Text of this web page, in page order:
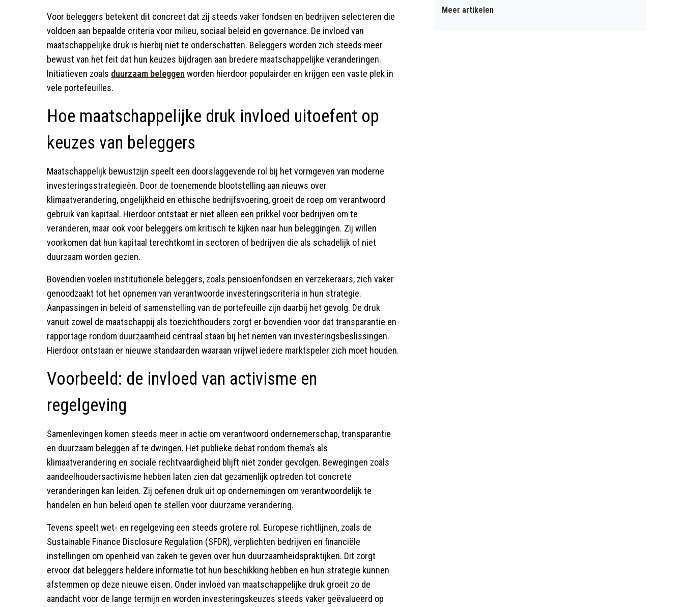
Voor beleggers betekent dit concreet dat zij steeds vaker fondsen en bedrijven selecteren die
voldoen aan bepaalde criteria voor milieu, sociaal beleid en governance. De invloed van
maatschappelijke druk is hierbij niet te onderschatten. Beleggers worden zich steeds meer
bewust van het feit dat hun keuzes bijdragen aan bredere maatschappelijke veranderingen.
Initiatieven zoals duurzaam beleggen worden hierdoor populairder en krijgen een vaste plek in
vele portefeuilles.
Hoe maatschappelijke druk invloed uitoefent op
keuzes van beleggers
Maatschappelijk bewustzijn speelt een doorslaggevende rol bij het vormgeven van moderne
investeringsstrategieën. Door de toenemende blootstelling aan nieuws over
klimaatverandering, ongelijkheid en ethische bedrijfsvoering, groeit de roep om verantwoord
gebruik van kapitaal. Hierdoor ontstaat er niet alleen een prikkel voor bedrijven om te
veranderen, maar ook voor beleggers om kritisch te kijken naar hun beleggingen. Zij willen
voorkomen dat hun kapitaal terechtkomt in sectoren of bedrijven die als schadelijk of niet
duurzaam worden gezien.
Bovendien voelen institutionele beleggers, zoals pensioenfondsen en verzekeraars, zich vaker
genoodzaakt tot het opnemen van verantwoorde investeringscriteria in hun strategie.
Aanpassingen in beleid of samenstelling van de portefeuille zijn daarbij het gevolg. De druk
vanuit zowel de maatschappij als toezichthouders zorgt er bovendien voor dat transparantie en
rapportage rondom duurzaamheid centraal staan bij het nemen van investeringsbeslissingen.
Hierdoor ontstaan er nieuwe standaarden waaraan vrijwel iedere marktspeler zich moet houden.
Voorbeeld: de invloed van activisme en
regelgeving
Samenlevingen komen steeds meer in actie om verantwoord ondernemerschap, transparantie
en duurzaam beleggen af te dwingen. Het publieke debat rondom thema’s als
klimaatverandering en sociale rechtvaardigheid blijft niet zonder gevolgen. Bewegingen zoals
aandeelhoudersactivisme hebben laten zien dat gezamenlijk optreden tot concrete
veranderingen kan leiden. Zij oefenen druk uit op ondernemingen om verantwoordelijk te
handelen en hun beleid open te stellen voor duurzame verandering.
Tevens speelt wet- en regelgeving een steeds grotere rol. Europese richtlijnen, zoals de
Sustainable Finance Disclosure Regulation (SFDR), verplichten bedrijven en financiële
instellingen om openheid van zaken te geven over hun duurzaamheidspraktijken. Dit zorgt
ervoor dat beleggers heldere informatie tot hun beschikking hebben en hun strategie kunnen
afstemmen op deze nieuwe eisen. Onder invloed van maatschappelijke druk groeit zo de
aandacht voor de lange termijn en worden investeringskeuzes steeds vaker geëvalueerd op
Meer artikelen